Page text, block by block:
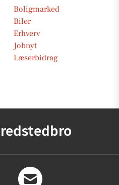
Boligmarked
Biler
Erhverv
Jobnyt
Læserbidrag